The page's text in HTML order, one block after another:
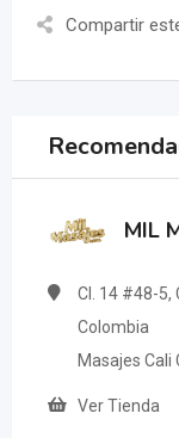
Compartir
MIL
Cl. 14 #48-5,
Colombia
Masajes Cali
Ver Tienda